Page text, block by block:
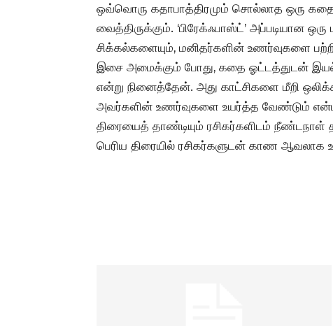
ஒவ்வொரு கதாபாத்திரமும் சொல்லாத ஒரு
வைத்திருக்கும். ‘பிரேக்ஃபாஸ்ட்’ அப்படியான
சிக்கல்களையும், மனிதர்களின் உணர்வுகளை
இசை அமைக்கும் போது, கதை ஓட்டத்துடன்
என்று நினைத்தேன். அது காட்சிகளை மீறி
அவர்களின் உணர்வுகளை உயர்த்த வேண்டும்
திரையைத் தாண்டியும் ரசிகர்களிடம் நீண்டநாள்
பெரிய திரையில் ரசிகர்களுடன் காண ஆவலாக